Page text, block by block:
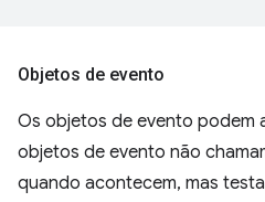
Objetos de evento
Os objetos de evento podem
objetos de evento não
quando acontecem, mas